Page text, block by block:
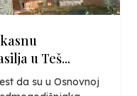
u Teš...
da su u Osnovnoj